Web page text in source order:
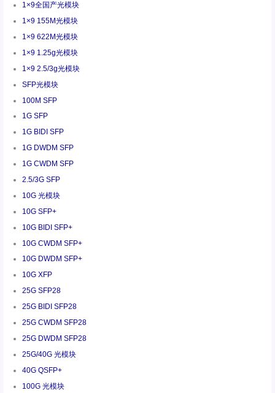
1×9全国产光模块
1×9 155M光模块
1×9 622M光模块
1×9 1.25g光模块
1×9 2.5/3g光模块
SFP光模块
100M SFP
1G SFP
1G BIDI SFP
1G DWDM SFP
1G CWDM SFP
2.5/3G SFP
10G 光模块
10G SFP+
10G BIDI SFP+
10G CWDM SFP+
10G DWDM SFP+
10G XFP
25G SFP28
25G BIDI SFP28
25G CWDM SFP28
25G DWDM SFP28
25G/40G 光模块
40G QSFP+
100G 光模块